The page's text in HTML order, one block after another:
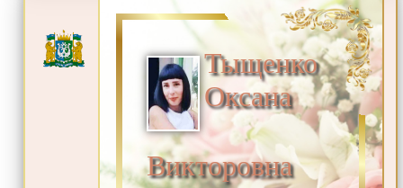
Тыщенко
Оксана
Викторовна